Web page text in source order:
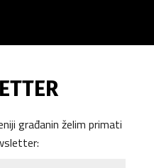
građanin želim primati